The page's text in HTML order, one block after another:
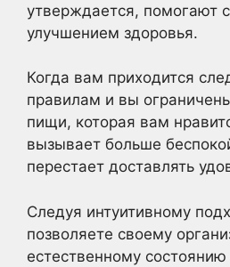
утверждается, помогают
улучшением здоровья.
Когда вам приходится
правилам и вы
пищи, которая вам
вызывает больше
перестает доставлять
Следуя интуитивному
позволяете своему
естественному